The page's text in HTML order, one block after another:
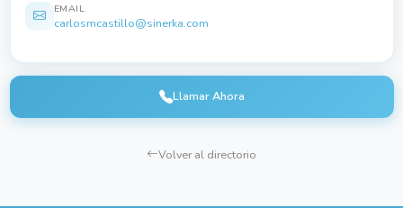
EMAIL
carlosmcastillo@sinerka.com
Llamar Ahora
Volver al directorio